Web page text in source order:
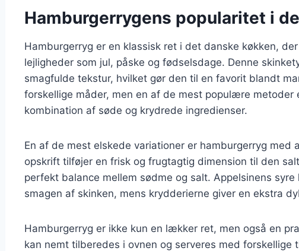
Hamburgerrygens popularitet i
Hamburgerryg er en klassisk ret i det danske køkken,
lejligheder som jul, påske og fødselsdage. Denne
smagfulde tekstur, hvilket gør den til en favorit blandt
forskellige måder, men en af de mest populære metoder
kombination af søde og krydrede ingredienser.
En af de mest elskede variationer er hamburgerryg med
opskrift tilføjer en frisk og frugtagtig dimension til den
perfekt balance mellem sødme og salt. Appelsinens
smagen af skinken, mens krydderierne giver en ekstra
Hamburgerryg er ikke kun en lækker ret, men også en
kan nemt tilberedes i ovnen og serveres med forskellige